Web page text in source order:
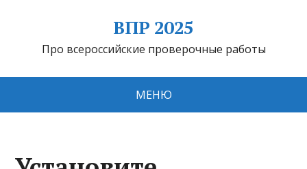
ВПР 2025
Про всероссийские проверочные работы
МЕНЮ